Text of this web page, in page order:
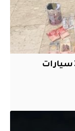
شرطة دبي تضبط متسولاً يمتلك 3 سيارات